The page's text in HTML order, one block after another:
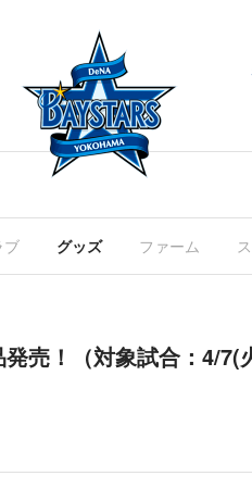
ブ グッズ ファーム
売！（対象試合：4/7(